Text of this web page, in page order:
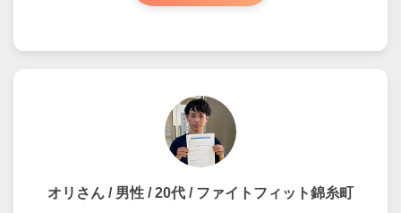
オリさん / 男性 / 20代 / ファイトフィット錦糸町